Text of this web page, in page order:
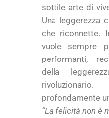
sottile arte di
Una leggerezza
che riconnette.
vuole sempre
performanti,
della
profondamente
“La felicità non è